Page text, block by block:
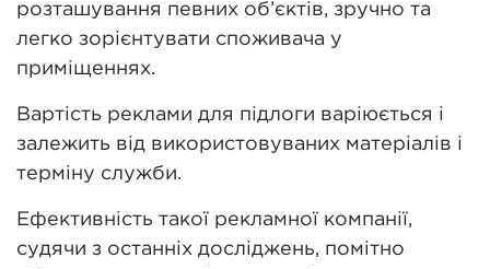
розташування певних об’єктів, зручно та
легко зорієнтувати споживача у
приміщеннях.
Вартість реклами для підлоги варіюється і
залежить від використовуваних матеріалів і
терміну служби.
Ефективність такої рекламної компанії,
судячи з останніх досліджень, помітно